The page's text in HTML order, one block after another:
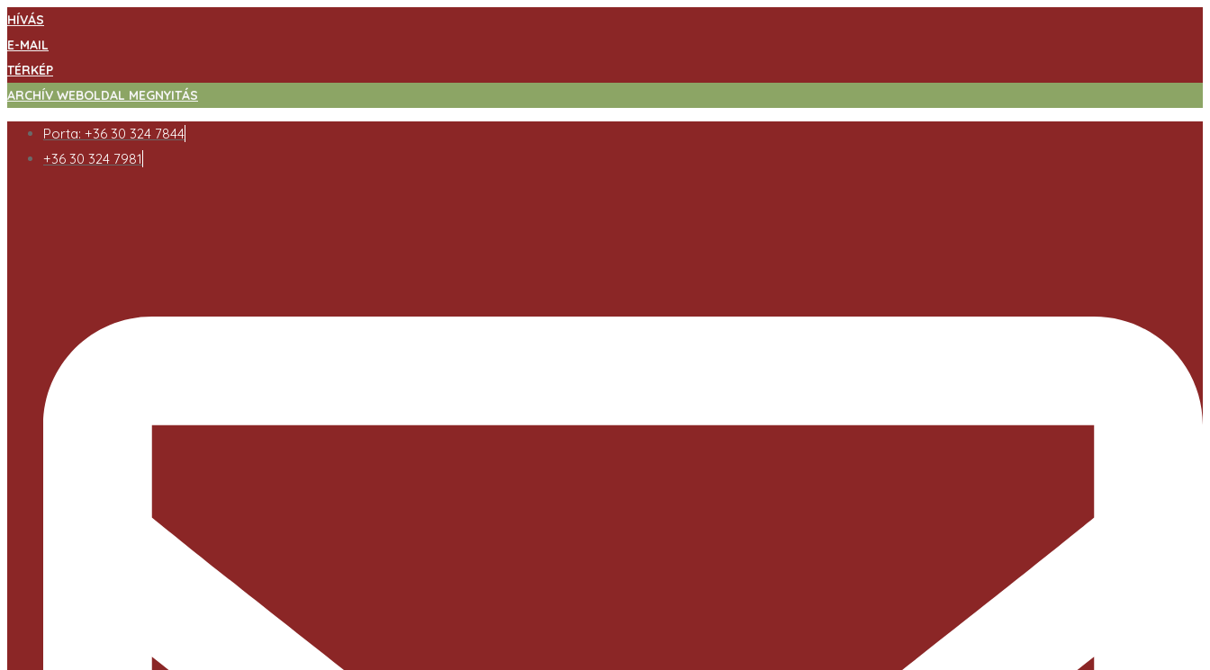
HÍVÁS
E-MAIL
TÉRKÉP
ARCHÍV WEBOLDAL MEGNYITÁS
Porta: +36 30 324 7844
+36 30 324 7981